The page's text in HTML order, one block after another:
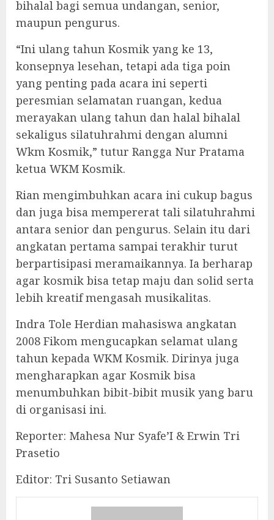
bihalal bagi semua undangan, senior,
maupun pengurus.
“Ini ulang tahun Kosmik yang ke 13,
konsepnya lesehan, tetapi ada tiga poin
yang penting pada acara ini seperti
peresmian selamatan ruangan, kedua
merayakan ulang tahun dan halal bihalal
sekaligus silatuhrahmi dengan alumni
Wkm Kosmik,” tutur Rangga Nur Pratama
ketua WKM Kosmik.
Rian mengimbuhkan acara ini cukup bagus
dan juga bisa mempererat tali silatuhrahmi
antara senior dan pengurus. Selain itu dari
angkatan pertama sampai terakhir turut
berpartisipasi meramaikannya. Ia berharap
agar kosmik bisa tetap maju dan solid serta
lebih kreatif mengasah musikalitas.
Indra Tole Herdian mahasiswa angkatan
2008 Fikom mengucapkan selamat ulang
tahun kepada WKM Kosmik. Dirinya juga
mengharapkan agar Kosmik bisa
menumbuhkan bibit-bibit musik yang baru
di organisasi ini.
Reporter: Mahesa Nur Syafe’I & Erwin Tri
Prasetio
Editor: Tri Susanto Setiawan